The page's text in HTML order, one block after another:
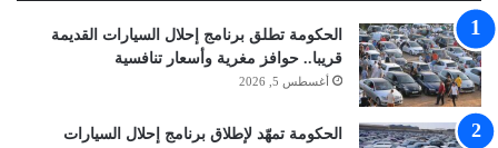
الحكومة تطلق برنامج إحلال السيارات القديمة
قريبا.. حوافز مغرية وأسعار تنافسية
أغسطس 5, 2026
الحكومة تمهّد لإطلاق برنامج إحلال السيارات